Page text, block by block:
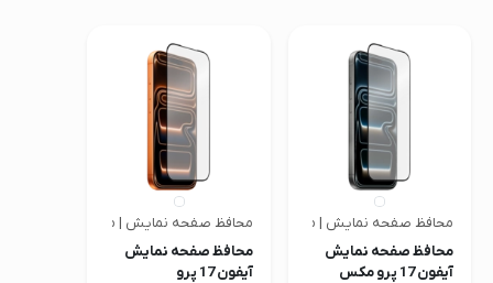
صدا و تصویر
قیمت روز
محصولات کارکرده
تماس با ما
خواندنی ها
محافظ صفحه نمایش | متفرقه
محافظ صفحه نمایش
آیفون 17 پرو مکس
محافظ صفحه نمایش | متفرقه
محافظ صفحه نمایش
آیفون 17 پرو